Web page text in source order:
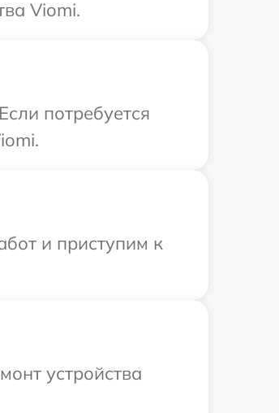
Viomi.
потребуется
и приступим к
устройства